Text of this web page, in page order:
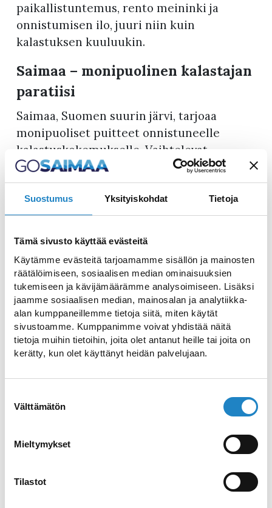
Suostumus Yksityiskohdat Tietoja
Tämä sivusto käyttää evästeitä
Käytämme evästeitä tarjoamamme sisällön ja mainosten
räätälöimiseen, sosiaalisen median ominaisuuksien
tukemiseen ja kävijämäärämme analysoimiseen. Lisäksi
jaamme sosiaalisen median, mainosalan ja analytiikka-
alan kumppaneillemme tietoja siitä, miten käytät
sivustoamme. Kumppanimme voivat yhdistää näitä
tietoja muihin tietoihin, joita olet antanut heille tai joita on
kerätty, kun olet käyttänyt heidän palvelujaan.
valinta
Välttämätön
Mieltymykset
Tilastot
paikallistuntemus, rento meininki ja
onnistumisen ilo, juuri niin kuin
kalastuksen kuuluukin.
Saimaa – monipuolinen kalastajan
paratiisi
Saimaa, Suomen suurin järvi, tarjoaa
monipuoliset puitteet onnistuneelle
kalastuskokemukselle. Vaihtelevat
olosuhteet, tummat ja rehevät vedet sekä
kirkkaat ja karut alueet, mahdollistavat
kalastuksen eri ympäristöissä ja
tilanteissa. Saimaan vahvat ahven-, kuha-
ja haukikannat luovat erinomaiset
vesillä.
Saimaan lisäksi Etelä-Karjalasta löytyy
runsaasti pienempiä, mielenkiintoisia
järviä, jotka tarjoavat hienoja ja usein
rauhallisempia kalastuskohteita.
eri vesistöille, joten kalastuspäivä voidaan
olosuhteiden ja asiakkaan toiveiden
vuoden kokemuksella